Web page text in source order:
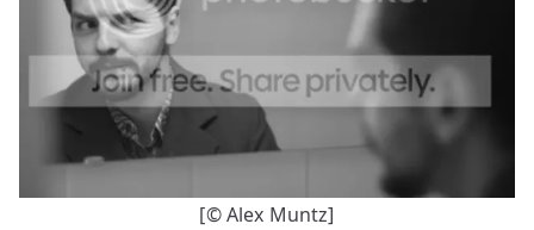
[© Alex Muntz]